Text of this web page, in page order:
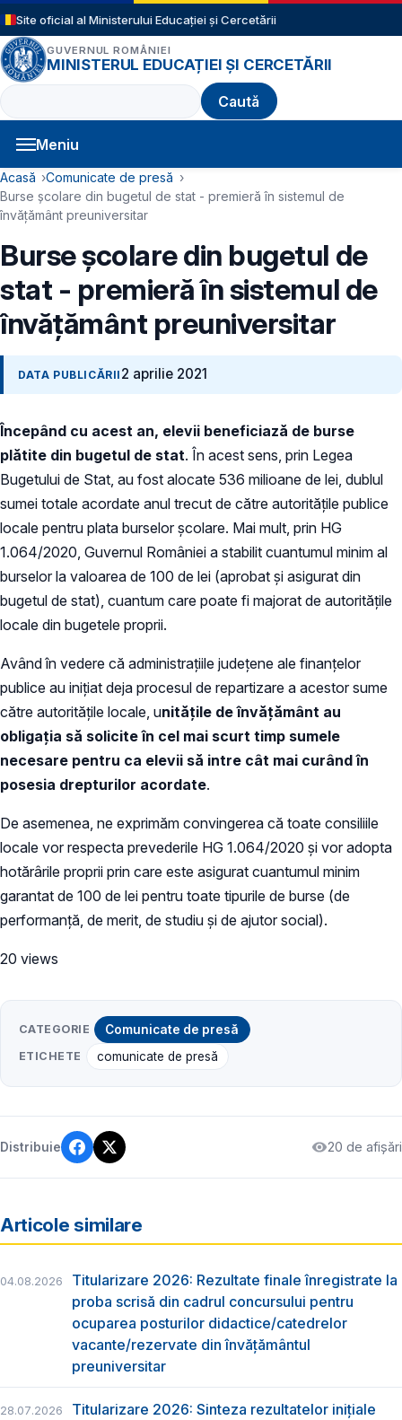
Sari la conținutul principal
Site oficial al Ministerului Educației și Cercetării
GUVERNUL ROMÂNIEI
MINISTERUL EDUCAȚIEI ȘI CERCETĂRII
Caută
Meniu
Navigație principală
Cale de navigare
Acasă
Comunicate de presă
Burse școlare din bugetul de stat - premieră în sistemul de
învățământ preuniversitar
Burse școlare din bugetul de
stat - premieră în sistemul de
învățământ preuniversitar
DATA PUBLICĂRII 2 aprilie 2021
Începând cu acest an, elevii beneficiază de burse
plătite din bugetul de stat. În acest sens, prin Legea
Bugetului de Stat, au fost alocate 536 milioane de lei, dublul
sumei totale acordate anul trecut de către autoritățile publice
locale pentru plata burselor școlare. Mai mult, prin HG
1.064/2020, Guvernul României a stabilit cuantumul minim al
burselor la valoarea de 100 de lei (aprobat și asigurat din
bugetul de stat), cuantum care poate fi majorat de autoritățile
locale din bugetele proprii.
Având în vedere că administrațiile județene ale finanțelor
publice au inițiat deja procesul de repartizare a acestor sume
către autoritățile locale, unitățile de învățământ au
obligația să solicite în cel mai scurt timp sumele
necesare pentru ca elevii să intre cât mai curând în
posesia drepturilor acordate.
De asemenea, ne exprimăm convingerea că toate consiliile
locale vor respecta prevederile HG 1.064/2020 și vor adopta
hotărârile proprii prin care este asigurat cuantumul minim
garantat de 100 de lei pentru toate tipurile de burse (de
performanță, de merit, de studiu și de ajutor social).
20 views
CATEGORIE Comunicate de presă
ETICHETE comunicate de presă
Distribuie 20 de afișări
Articole similare
04.08.2026
Titularizare 2026: Rezultate finale înregistrate la
proba scrisă din cadrul concursului pentru
ocuparea posturilor didactice/catedrelor
vacante/rezervate din învăţământul
preuniversitar
28.07.2026
Titularizare 2026: Sinteza rezultatelor inițiale